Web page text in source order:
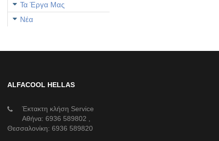
Τα Έργα Μας
Νέα
ALFACOOL HELLAS
Έκτακτη κλήση Service
Αθήνα: 6936 589802 ,
Θεσσαλονίκη: 6936 589820